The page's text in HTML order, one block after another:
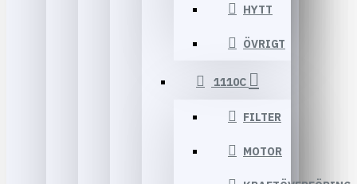
HYTT
ÖVRIGT
1110C
FILTER
MOTOR